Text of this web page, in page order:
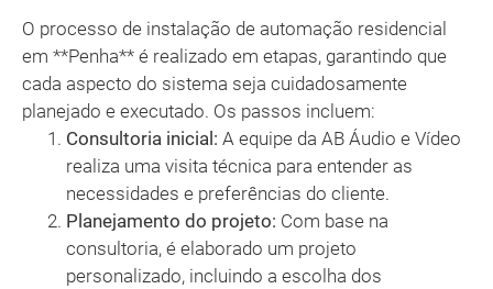
O processo de instalação de automação residencial
em **Penha** é realizado em etapas, garantindo que
cada aspecto do sistema seja cuidadosamente
planejado e executado. Os passos incluem:
Consultoria inicial: A equipe da AB Áudio e Vídeo
realiza uma visita técnica para entender as
necessidades e preferências do cliente.
Planejamento do projeto: Com base na
consultoria, é elaborado um projeto
personalizado, incluindo a escolha dos